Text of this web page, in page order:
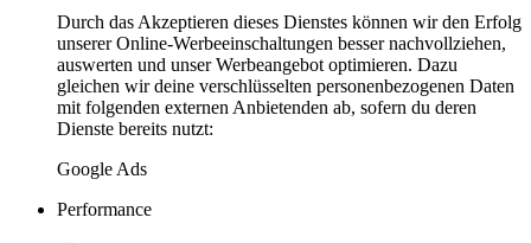
Durch das Akzeptieren dieses Dienstes können wir den Erfolg
unserer Online-Werbeeinschaltungen besser nachvollziehen,
auswerten und unser Werbeangebot optimieren. Dazu
gleichen wir deine verschlüsselten personenbezogenen Daten
mit folgenden externen Anbietenden ab, sofern du deren
Dienste bereits nutzt:
Google Ads
Performance